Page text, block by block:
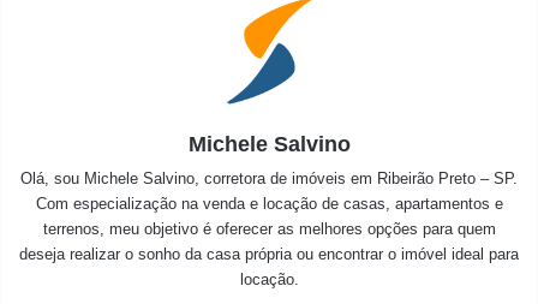
Michele Salvino
Olá, sou Michele Salvino, corretora de imóveis em Ribeirão Preto – SP.
Com especialização na venda e locação de casas, apartamentos e
terrenos, meu objetivo é oferecer as melhores opções para quem
deseja realizar o sonho da casa própria ou encontrar o imóvel ideal para
locação.